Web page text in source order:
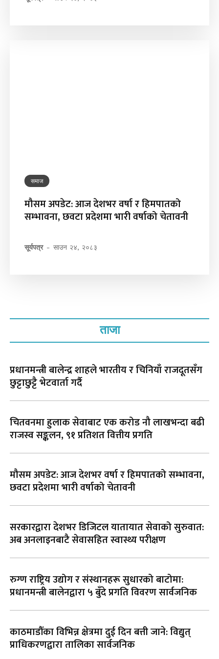
समाज
मौसम अपडेट: आज देशभर वर्षा र हिमपातको
सम्भावना, छवटा प्रदेशमा भारी वर्षाको चेतावनी
सूर्यपत्र - साउन २४, २०८३
ताजा
प्रधानमन्त्री बालेन्द्र शाहले भारतीय र चिनियाँ राजदूतसँग
छुट्टाछुट्टै भेटवार्ता गर्दै
चितवनमा हुलाक सेवाबाट एक करोड नौ लाखभन्दा बढी
राजस्व सङ्कलन, ९१ प्रतिशत वित्तीय प्रगति
मौसम अपडेट: आज देशभर वर्षा र हिमपातको सम्भावना,
छवटा प्रदेशमा भारी वर्षाको चेतावनी
सरकारद्वारा देशभर डिजिटल यातायात सेवाको सुरुवात:
अब अनलाइनबाटै सेवासहित स्वास्थ्य परीक्षण
रुग्ण राष्ट्रिय उद्योग र संस्थानहरू सुधारको बाटोमा:
प्रधानमन्त्री बालेनद्वारा ५ बुँदे प्रगति विवरण सार्वजनिक
काठमाडौँका विभिन्न क्षेत्रमा दुई दिन बत्ती जाने: विद्युत्
प्राधिकरणद्वारा तालिका सार्वजनिक